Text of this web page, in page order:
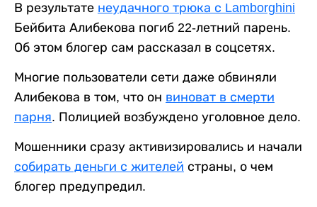
В результате неудачного трюка с Lamborghini
Бейбита Алибекова погиб 22-летний парень.
Об этом блогер сам рассказал в соцсетях.
Многие пользователи сети даже обвиняли
Алибекова в том, что он виноват в смерти
парня. Полицией возбуждено уголовное дело.
Мошенники сразу активизировались и начали
собирать деньги с жителей страны, о чем
блогер предупредил.